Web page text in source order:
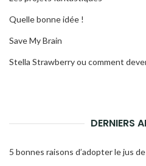
Quelle bonne idée !
Save My Brain
Stella Strawberry ou comment
DERNIERS
5 bonnes raisons d’adopter le jus